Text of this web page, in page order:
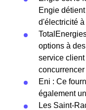
Engie
d'électricité
options à
service
concurrencer
Eni : Ce
également
Les Saint-